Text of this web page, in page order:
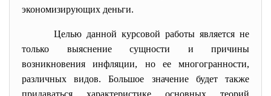
экономизирующих деньги.
Целью данной курсовой работы является не
только выяснение сущности и причины
возникновения инфляции, но ее многогранности,
различных видов. Большое значение будет также
придаваться характеристике основных теорий